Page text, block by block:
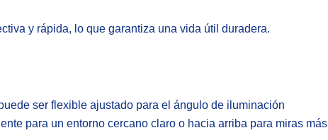
y rápida, lo que garantiza una vida útil duradera.
ser flexible ajustado para el ángulo de iluminación
para un entorno cercano claro o hacia arriba para miras más